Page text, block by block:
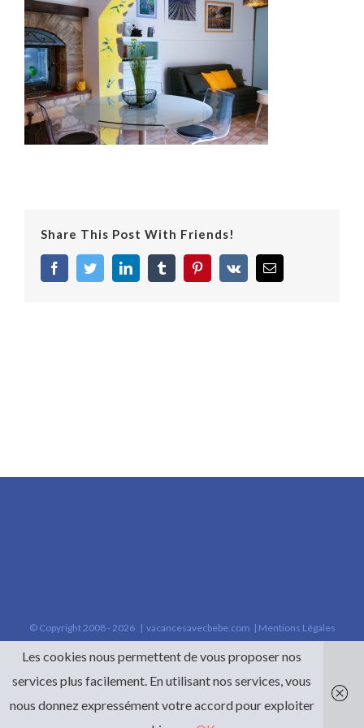
Share This Post With Friends!
facebooktwitter linkedin tumblr pinterestvk Email
© Copyright 2008 -2026 | vacancesavecbebe.com | Mentions Légales
Les cookies nous permettent de vous proposer nos
services plus facilement. En utilisant nos services, vous
nous donnez expressément votre accord pour exploiter